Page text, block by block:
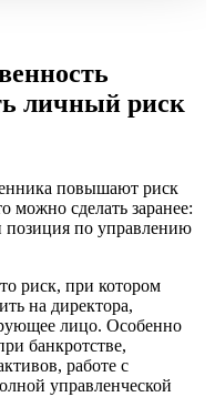
личный риск
повышают риск
можно сделать заранее:
позиция по управлению
риск, при котором
на директора,
лицо. Особенно
банкротстве,
работе с
управленческой